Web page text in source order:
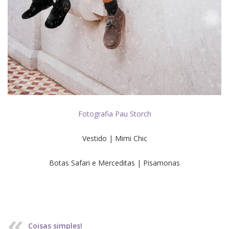
Fotografia Pau Storch
Vestido | Mimi Chic
Botas Safari e Merceditas | Pisamonas
Coisas simples!